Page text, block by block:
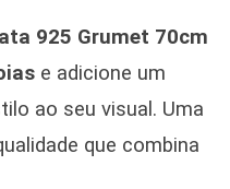
925 Grumet 70cm
e adicione um
ao seu visual. Uma
que combina